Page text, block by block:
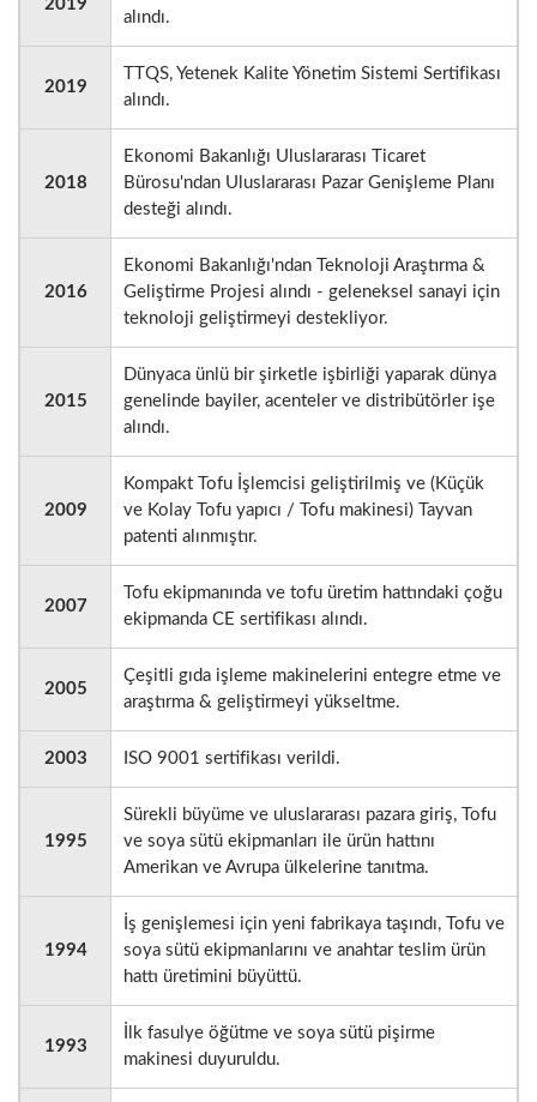
2019
alındı.
2019
TTQS, Yetenek Kalite Yönetim Sistemi Sertifikası
alındı.
2018
Ekonomi Bakanlığı Uluslararası Ticaret
Bürosu'ndan Uluslararası Pazar Genişleme Planı
desteği alındı.
2016
Ekonomi Bakanlığı'ndan Teknoloji Araştırma &
Geliştirme Projesi alındı - geleneksel sanayi için
teknoloji geliştirmeyi destekliyor.
2015
Dünyaca ünlü bir şirketle işbirliği yaparak dünya
genelinde bayiler, acenteler ve distribütörler işe
alındı.
2009
Kompakt Tofu İşlemcisi geliştirilmiş ve (Küçük
ve Kolay Tofu yapıcı / Tofu makinesi) Tayvan
patenti alınmıştır.
2007
Tofu ekipmanında ve tofu üretim hattındaki çoğu
ekipmanda CE sertifikası alındı.
2005
Çeşitli gıda işleme makinelerini entegre etme ve
araştırma & geliştirmeyi yükseltme.
2003 ISO 9001 sertifikası verildi.
1995
Sürekli büyüme ve uluslararası pazara giriş, Tofu
ve soya sütü ekipmanları ile ürün hattını
Amerikan ve Avrupa ülkelerine tanıtma.
1994
İş genişlemesi için yeni fabrikaya taşındı, Tofu ve
soya sütü ekipmanlarını ve anahtar teslim ürün
hattı üretimini büyüttü.
1993
İlk fasulye öğütme ve soya sütü pişirme
makinesi duyuruldu.